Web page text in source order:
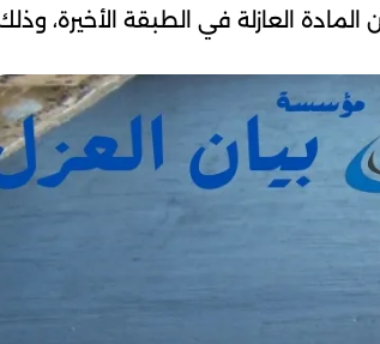
العازلة في الطبقة الأخيرة،